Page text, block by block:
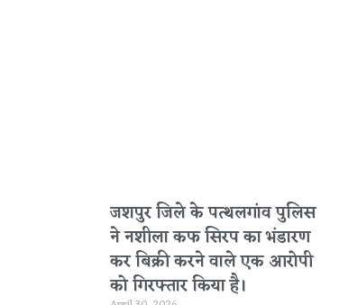
जशपुर जिले के पत्थलगांव पुलिस
ने नशीला कफ सिरप का भंडारण
कर बिक्री करने वाले एक आरोपी
को गिरफ्तार किया है।